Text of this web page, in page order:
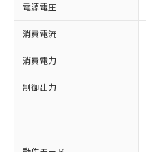
電源電圧
消費電流
消費電力
制御出力